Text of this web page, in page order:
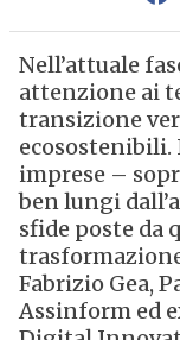
Nell’attuale
attenzione ai
transizione
imprese –
ben lungi
sfide poste da
Fabrizio Gea,
Assinform ed